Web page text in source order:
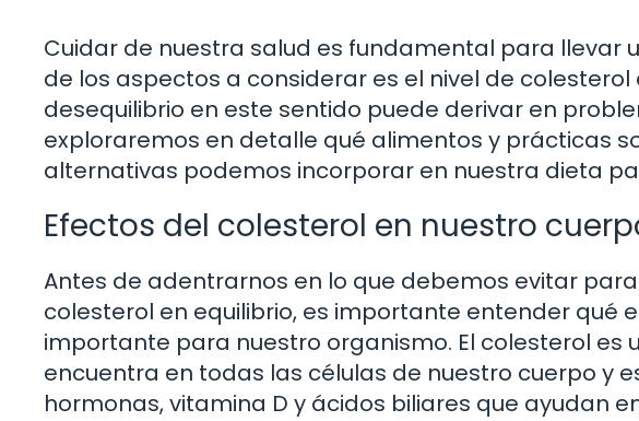
Cuidar de nuestra salud es fundamental para llevar
de los aspectos a considerar es el nivel de
desequilibrio en este sentido puede derivar en
exploraremos en detalle qué alimentos y prácticas
alternativas podemos incorporar en nuestra dieta
Efectos del colesterol en nuestro
Antes de adentrarnos en lo que debemos evitar
colesterol en equilibrio, es importante entender qué
importante para nuestro organismo. El colesterol es
encuentra en todas las células de nuestro cuerpo y
hormonas, vitamina D y ácidos biliares que ayudan